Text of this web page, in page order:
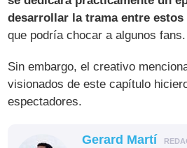
desarrollar la trama entre estos
que podría chocar a algunos fans.
Sin embargo, el creativo
visionados de este capítulo
espectadores.
Gerard Martí